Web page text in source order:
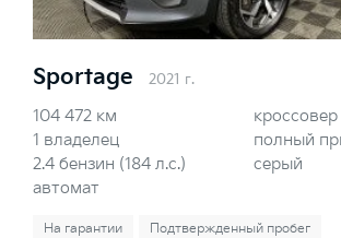
Sportage 2021 г.
104 472 км
1 владелец
2.4 бензин (184 л.с.)
автомат
кроссовер
полный
серый
На гарантии Подтвержденный пробег